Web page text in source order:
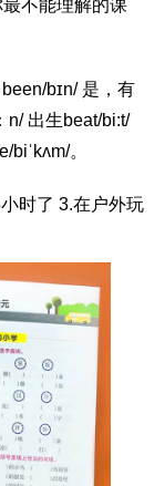
不能理解的课
bɪn/ 是，有
n/ 出生beat/bi:t/
。
时了 3.在户外玩